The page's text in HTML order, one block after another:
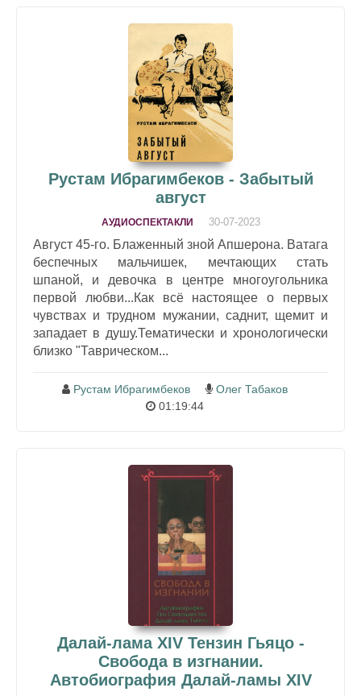
Рустам Ибрагимбеков - Забытый
август
АУДИОСПЕКТАКЛИ 30-07-2023
Август 45-го. Блаженный зной Апшерона. Ватага
беспечных мальчишек, мечтающих стать
шпаной, и девочка в центре многоугольника
первой любви...Как всё настоящее о первых
чувствах и трудном мужании, саднит, щемит и
западает в душу.Тематически и хронологически
близко "Таврическом...
Рустам Ибрагимбеков
Олег Табаков
01:19:44
Далай-лама XIV Тензин Гьяцо -
Свобода в изгнании.
Автобиография Далай-ламы XIV